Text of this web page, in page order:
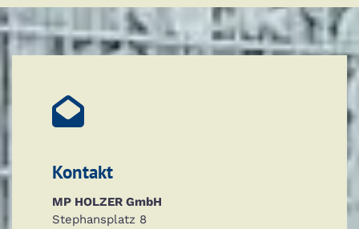

Kontakt
MP HOLZER GmbH
Stephansplatz 8